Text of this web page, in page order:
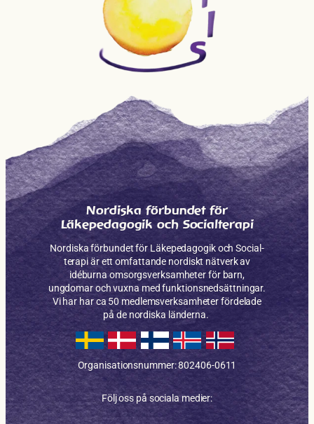
Nordiska förbundet för
Läkepedagogik och Socialterapi
Nordiska förbundet för Läkepe­dagogik och Social­
terapi är ett omfattande nordiskt nätverk av
idéburna omsorgs­verksam­heter för barn,
ungdomar och vuxna med funktions­nedsättningar.
Vi har har ca 50 medlems­verksamheter fördelade
på de nordiska länderna.
Organisationsnummer: 802406-0611
Följ oss på sociala medier: